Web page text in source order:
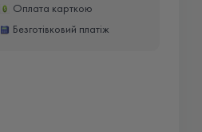
Оплата карткою
Безготівковий платіж